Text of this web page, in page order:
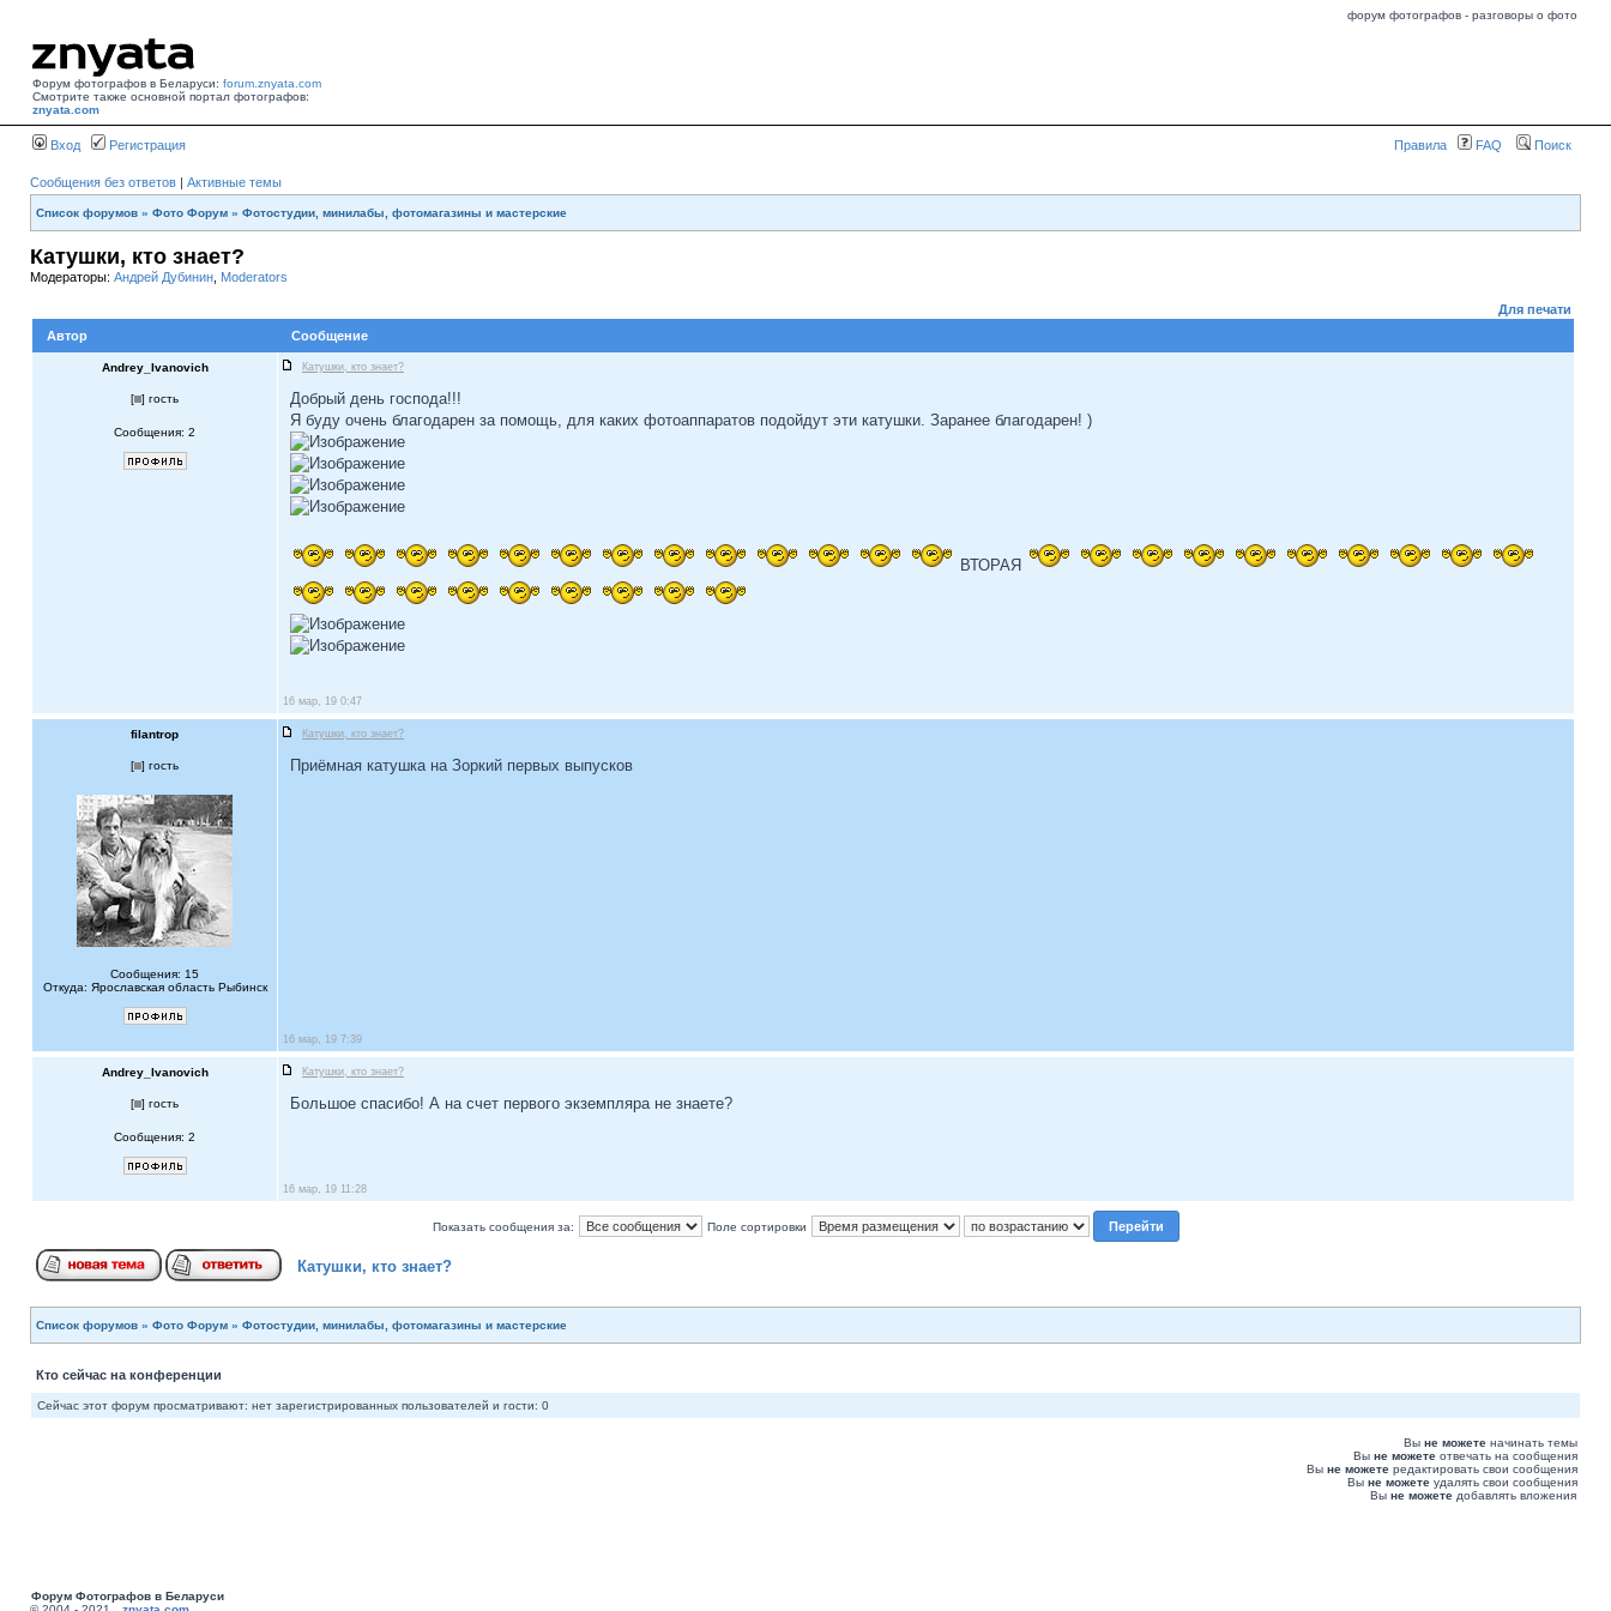
форум фотографов - разговоры о фото
Форум фотографов в Беларуси: forum.znyata.com
Смотрите также основной портал фотографов:
znyata.com
Вход Регистрация Правила FAQ Поиск
Сообщения без ответов | Активные темы
Список форумов » Фото Форум » Фотостудии, минилабы, фотомагазины и мастерские
Катушки, кто знает?
Модераторы: Андрей Дубинин Moderators
Для печати
Автор
Сообщение
Andrey_Ivanovich Катушки, кто знает?
[ ] гость
Сообщения: 2
Добрый день господа!!!
Я буду очень благодарен за помощь, для каких фотоаппаратов подойдут эти катушки. Заранее благодарен! )
ВТОРАЯ
16 мар, 19 0:47
filantrop Катушки, кто знает?
[ ] гость
Сообщения: 15
Откуда: Ярославская область Рыбинск
Приёмная катушка на Зоркий первых выпусков
16 мар, 19 7:39
Andrey_Ivanovich Катушки, кто знает?
[ ] гость
Сообщения: 2
Большое спасибо! А на счет первого экземпляра не знаете?
16 мар, 19 11:28
Показать сообщения за: Поле сортировки
Катушки, кто знает?
Список форумов » Фото Форум » Фотостудии, минилабы, фотомагазины и мастерские
Кто сейчас на конференции
Сейчас этот форум просматривают: нет зарегистрированных пользователей и гости: 0
Вы не можете начинать темы
Вы не можете отвечать на сообщения
Вы не можете редактировать свои сообщения
Вы не можете удалять свои сообщения
Вы не можете добавлять вложения
Форум Фотографов в Беларуси